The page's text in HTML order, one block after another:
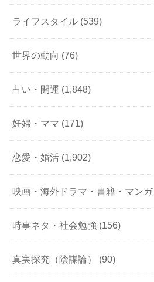
ライフスタイル (539)
世界の動向 (76)
占い・開運 (1,848)
妊婦・ママ (171)
恋愛・婚活 (1,902)
映画・海外ドラマ・書籍・マンガ
時事ネタ・社会勉強 (156)
真実探究（陰謀論） (90)